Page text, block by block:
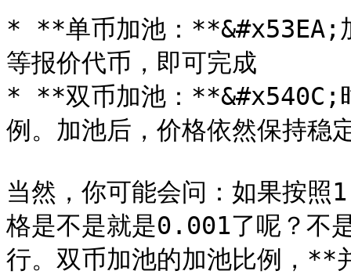
* **单币加池：**&#x53EA;
等报价代币，即可完成
* **双币加池：**&#x540C;
例。加池后，价格依然保持稳
当然，你可能会问：如果按
格是不是就是0.001了呢？不
行。双币加池的加池比例，**